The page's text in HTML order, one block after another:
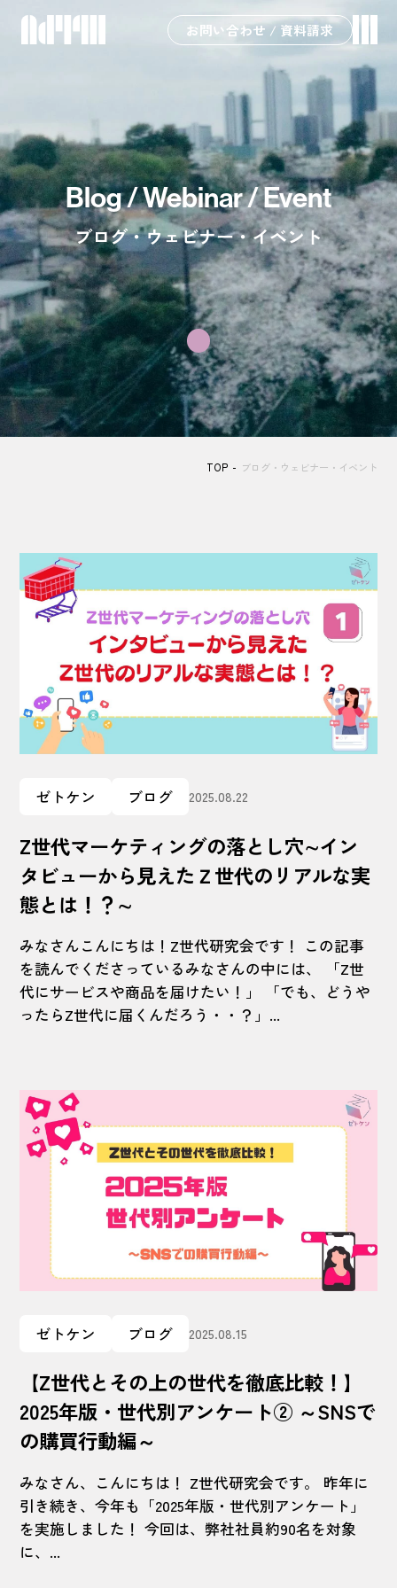
お問い合わせ / 資料請求
Blog / Webinar / Event
ブログ・ウェビナー・イベント
TOP ブログ・ウェビナー・イベント
ゼトケン ブログ 2025.08.22
Z世代マーケティングの落とし穴∼イン
タビューから見えたＺ世代のリアルな実
態とは！？∼
みなさんこんにちは！Z世代研究会です！ この記事
を読んでくださっているみなさんの中には、 「Z世
代にサービスや商品を届けたい！」 「でも、どうや
ったらZ世代に届くんだろう・・？」...
ゼトケン ブログ 2025.08.15
【Z世代とその上の世代を徹底比較！】
2025年版・世代別アンケート② ～SNSで
の購買行動編～
みなさん、こんにちは！ Z世代研究会です。 昨年に
引き続き、今年も「2025年版・世代別アンケート」
を実施しました！ 今回は、弊社社員約90名を対象
に、...